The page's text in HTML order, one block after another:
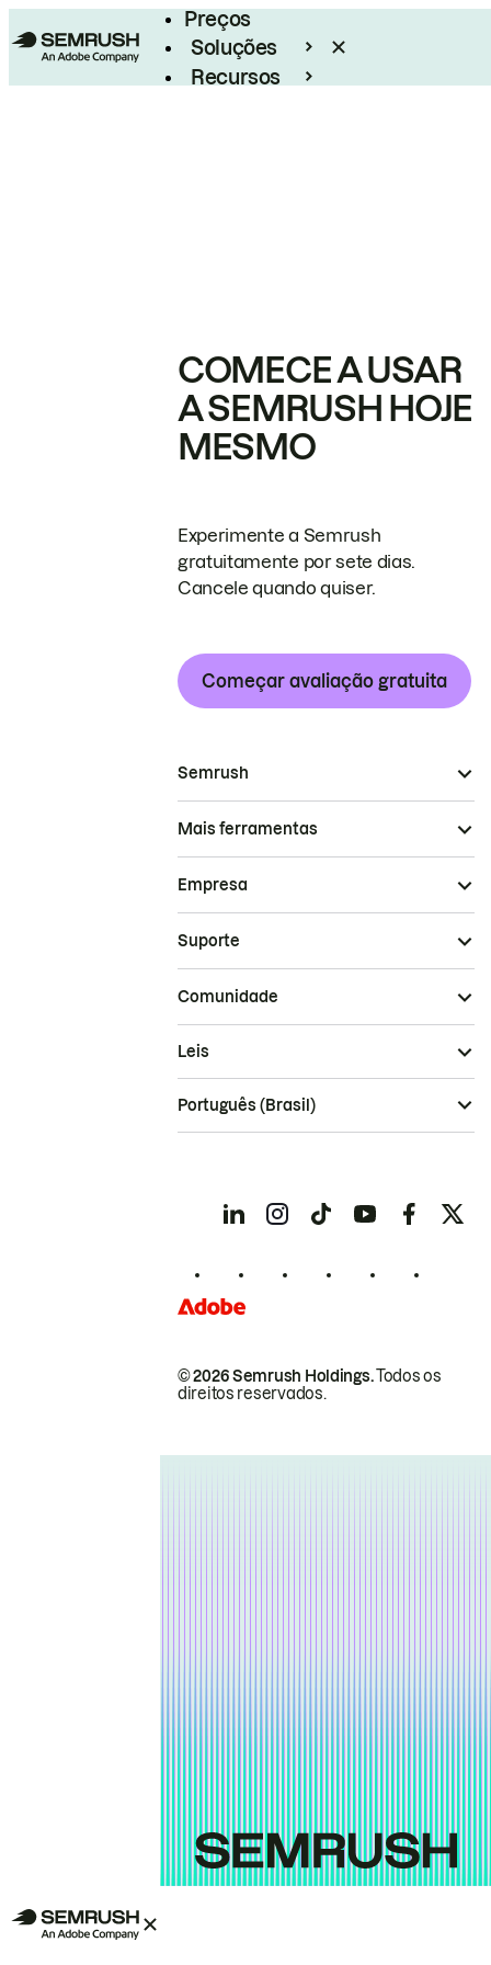
Preços
Soluções
Recursos
COMECE A USAR
A SEMRUSH HOJE
MESMO
Experimente a Semrush
gratuitamente por sete dias.
Cancele quando quiser.
Começar avaliação gratuita
Semrush
Mais ferramentas
Empresa
Suporte
Comunidade
© 2026 Semrush Holdings.Todos os
direitos reservados.
Leis
Português (Brasil)